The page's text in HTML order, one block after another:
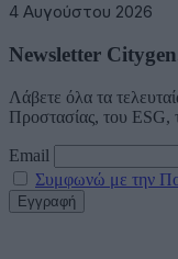
4 Αυγούστου 2026
Newsletter
Λάβετε όλα τα
Προστασίας, του
Email
Συμφωνώ με την